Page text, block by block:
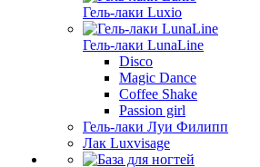
Гель-лаки Luxio
Гель-лаки LunaLine
Disco
Magic Dance
Coffee Shake
Passion girl
Гель-лаки Луи Филипп
Лак Luxvisage